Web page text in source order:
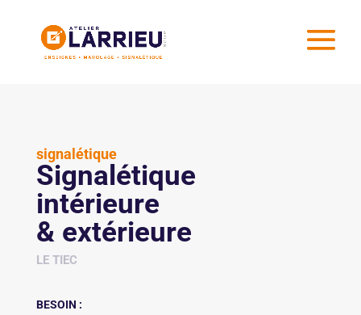
signalétique
Signalétique
intérieure
& extérieure
LE TIEC
BESOIN :